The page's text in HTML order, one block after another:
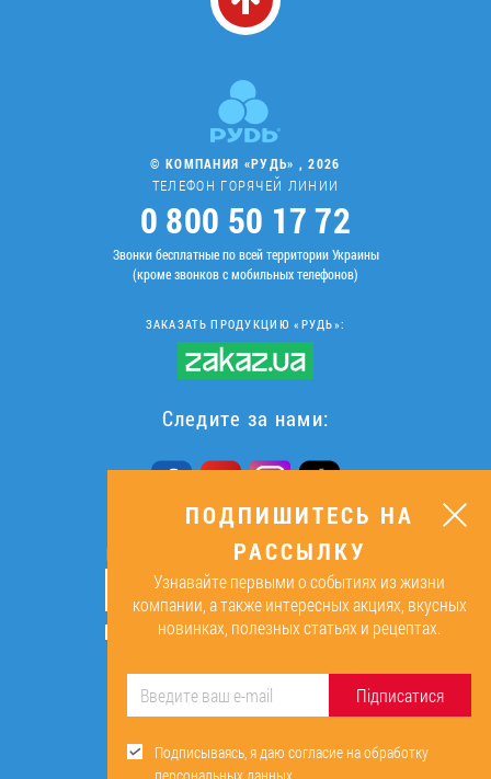
© КОМПАНИЯ «РУДЬ» , 2026
ТЕЛЕФОН ГОРЯЧЕЙ ЛИНИИ
0 800 50 17 72
Звонки бесплатные по всей территории Украины
(кроме звонков с мобильных телефонов)
ЗАКАЗАТЬ ПРОДУКЦИЮ «РУДЬ»:
Следите за нами:
ПОДПИШИТЕСЬ НА РАССЫЛКУ
ОК
Подписываясь, я даю согласие на
ПОДПИШИТЕСЬ НА
РАССЫЛКУ
Узнавайте первыми о событиях из жизни
компании, а также интересных акциях, вкусных
новинках, полезных статьях и рецептах.
Підписатися
Подписываясь, я даю согласие на обработку